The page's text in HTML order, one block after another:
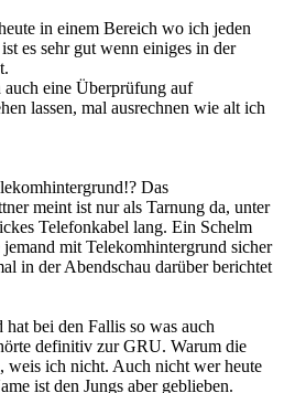
in einem Bereich wo ich jeden
es sehr gut wenn einiges in der
eine Überprüfung auf
lassen, mal ausrechnen wie alt ich
Das
meint ist nur als Tarnung da, unter
Telefonkabel lang. Ein Schelm
mit Telekomhintergrund sicher
in der Abendschau darüber berichtet
bei den Fallis so was auch
definitiv zur GRU. Warum die
weis ich nicht. Auch nicht wer heute
ist den Jungs aber geblieben.